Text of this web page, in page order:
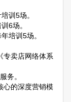
训5场。
6场。
培训5场。
专卖店网络体系
务。
心的深度营销模